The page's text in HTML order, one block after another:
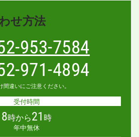
せ方法
953-7584
971-4894
間違いにご注意ください。
受付時間
8時から21 時
年中無休